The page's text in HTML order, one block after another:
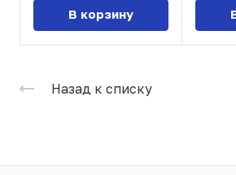
В корзину
Назад к списку